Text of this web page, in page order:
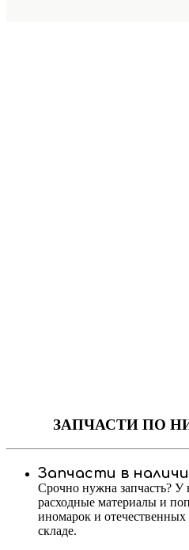
ЗАПЧАСТИПО
Запчасти в
Срочно нужна запчасть?
расходные материалы и
иномарок и
складе.